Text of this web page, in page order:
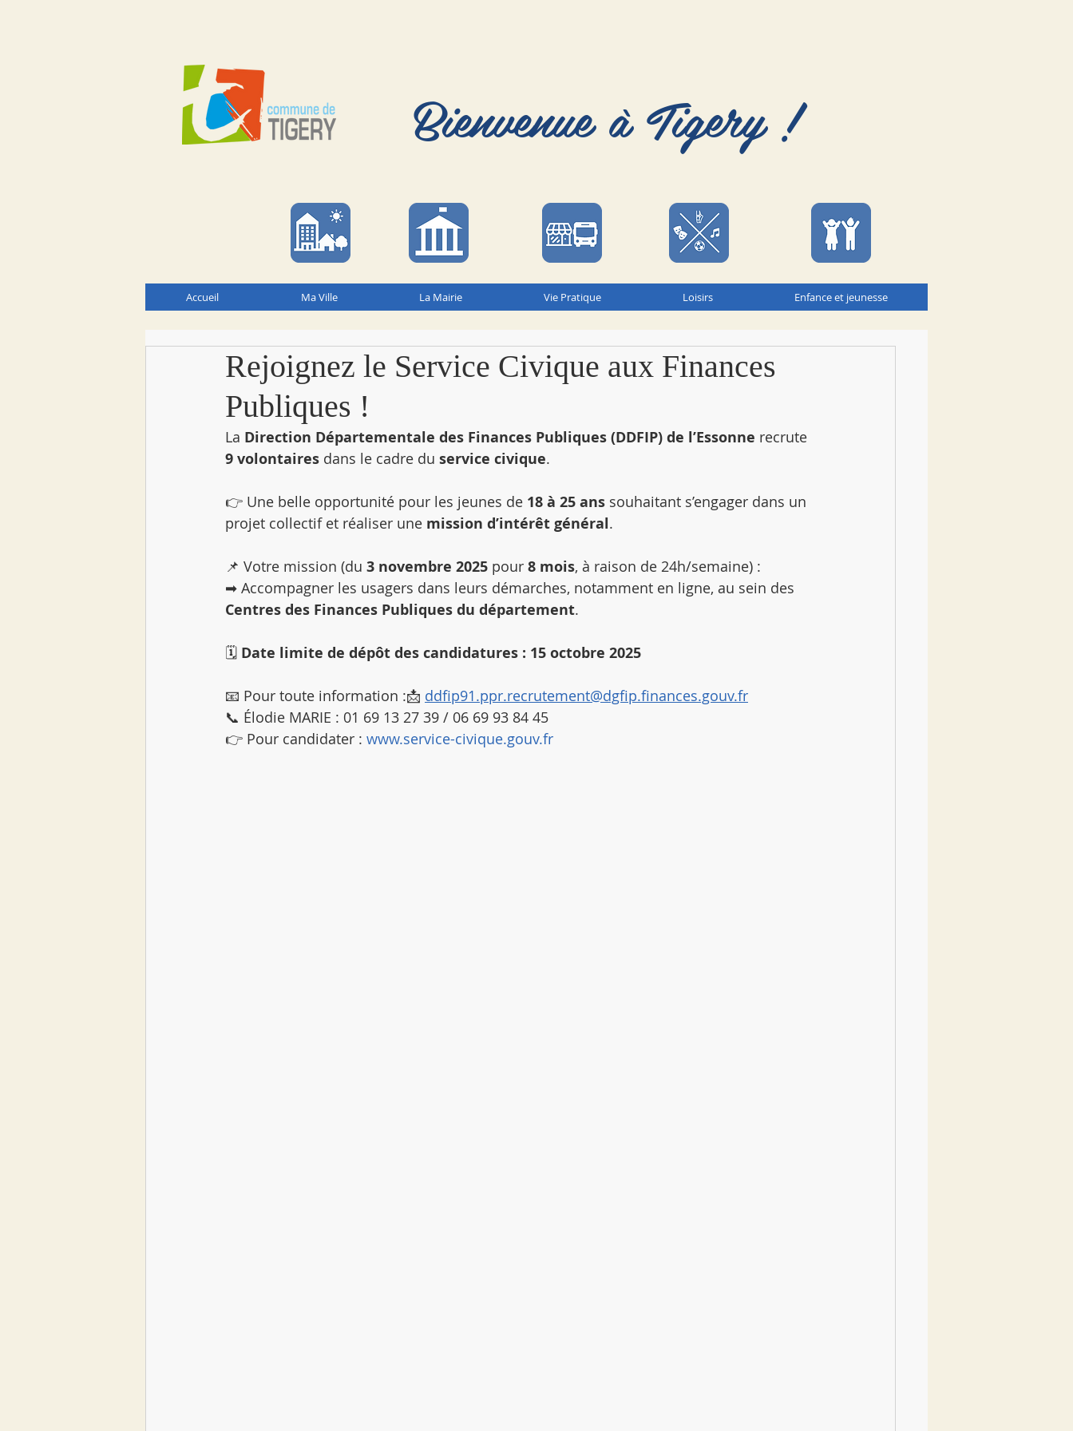
Bienvenue à Tigery !
Accueil Ma Ville La Mairie Vie Pratique Loisirs Enfance et jeunesse
Rejoignez le Service Civique aux Finances
Publiques !
La Direction Départementale des Finances Publiques (DDFIP) de l’Essonne recrute
9 volontaires dans le cadre du service civique.
👉 Une belle opportunité pour les jeunes de 18 à 25 ans souhaitant s’engager dans un
projet collectif et réaliser une mission d’intérêt général.
📌 Votre mission (du 3 novembre 2025 pour 8 mois, à raison de 24h/semaine) :
➡ Accompagner les usagers dans leurs démarches, notamment en ligne, au sein des
Centres des Finances Publiques du département.
🗓 Date limite de dépôt des candidatures : 15 octobre 2025
📧 Pour toute information :📩 ddfip91.ppr.recrutement@dgfip.finances.gouv.fr
📞 Élodie MARIE : 01 69 13 27 39 / 06 69 93 84 45
👉 Pour candidater : www.service-civique.gouv.fr